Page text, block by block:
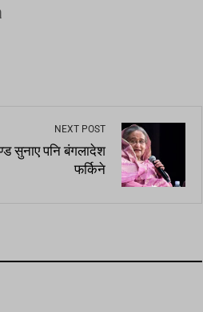
NEXT POST
सुनाए पनि बंगलादेश
फर्किने